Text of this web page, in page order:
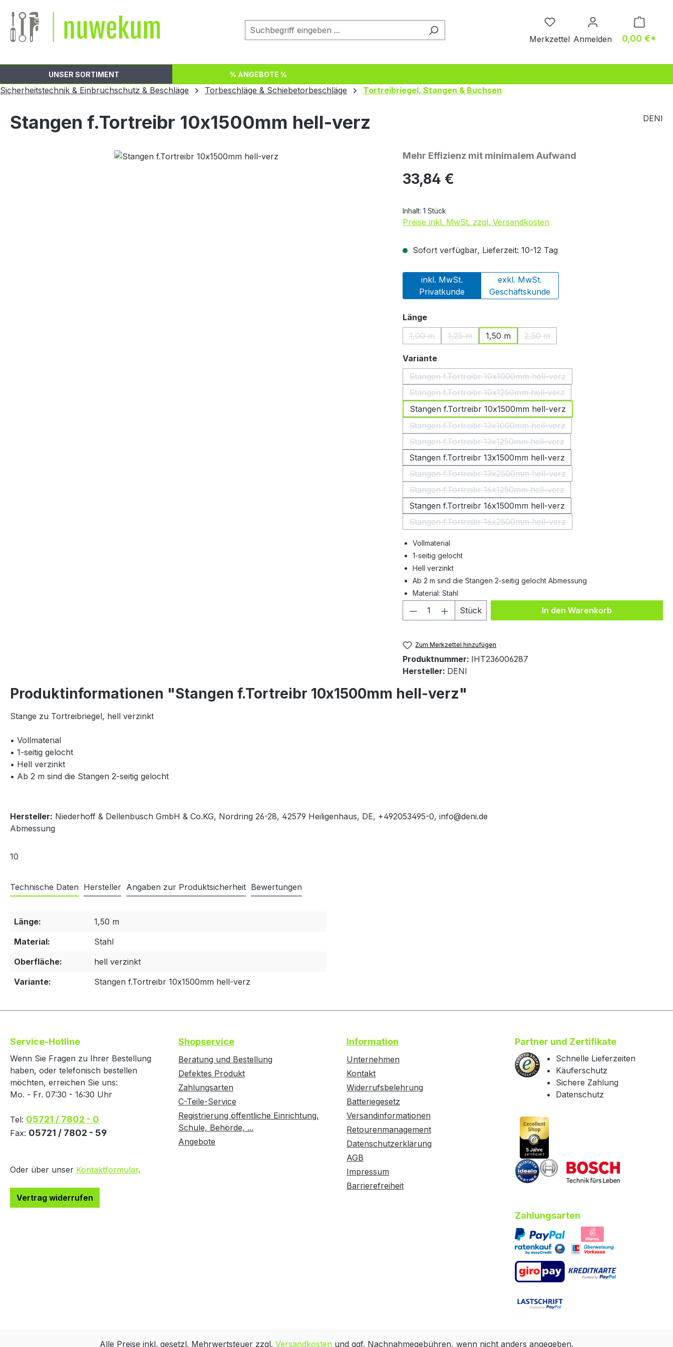
Hauptinhalt springen
Zur Suche springen
Zur Hauptnavigation springen
Du hast 0 Produkte auf dem
Merkzettel Anmelden 0,00 €*
UNSER SORTIMENT % ANGEBOTE %
Sicherheitstechnik & Einbruchschutz & Beschläge Torbeschläge & Schiebetorbeschläge Tortreibriegel, Stangen & Buchsen
Stangen f.Tortreibr 10x1500mm hell-verz DENI
Mehr Effizienz mit minimalem Aufwand
Regulärer Preis:
33,84 €
Inhalt: 1 Stück
Preise inkl. MwSt. zzgl. Versandkosten
Sofort verfügbar, Lieferzeit: 10-12 Tag
inkl. MwSt.
Privatkunde
exkl. MwSt.
Geschäftskunde
Längeauswählen
1,00 m
(Diese Option ist zurzeit nicht verfügbar.)
1,25 m
(Diese Option ist zurzeit nicht verfügbar.)
1,50 m 2,50 m
(Diese Option ist zurzeit nicht verfügbar.)
Varianteauswählen
Stangen f.Tortreibr 10x1000mm hell-verz
(Diese Option ist zurzeit nicht verfügbar.)
Stangen f.Tortreibr 10x1250mm hell-verz
(Diese Option ist zurzeit nicht verfügbar.)
Stangen f.Tortreibr 10x1500mm hell-verz
Stangen f.Tortreibr 13x1000mm hell-verz
(Diese Option ist zurzeit nicht verfügbar.)
Stangen f.Tortreibr 13x1250mm hell-verz
(Diese Option ist zurzeit nicht verfügbar.)
Stangen f.Tortreibr 13x1500mm hell-verz
Stangen f.Tortreibr 13x2500mm hell-verz
(Diese Option ist zurzeit nicht verfügbar.)
Stangen f.Tortreibr 16x1250mm hell-verz
(Diese Option ist zurzeit nicht verfügbar.)
Stangen f.Tortreibr 16x1500mm hell-verz
Stangen f.Tortreibr 16x2500mm hell-verz
(Diese Option ist zurzeit nicht verfügbar.)
Vollmaterial
1-seitig gelocht
Hell verzinkt
Ab 2 m sind die Stangen 2-seitig gelocht Abmessung
Material: Stahl
Produkt Anzahl: Gib den gewünschten Wert
Stück In den Warenkorb
Zum Merkzettel hinzufügen
Produktnummer: IHT236006287
Hersteller: DENI
Produktinformationen "Stangen f.Tortreibr 10x1500mm hell-verz"
Stange zu Tortreibriegel, hell verzinkt
• Vollmaterial
• 1-seitig gelocht
• Hell verzinkt
• Ab 2 m sind die Stangen 2-seitig gelocht
Hersteller: Niederhoff & Dellenbusch GmbH & Co.KG, Nordring 26-28, 42579 Heiligenhaus, DE, +492053495-0, info@deni.de
Abmessung
10
Technische Daten Hersteller Angaben zur Produktsicherheit Bewertungen
Länge:
1,50 m
Material:
Stahl
Oberfläche:
hell verzinkt
Variante:
Stangen f.Tortreibr 10x1500mm hell-verz
Service-Hotline
Wenn Sie Fragen zu Ihrer Bestellung
haben, oder telefonisch bestellen
möchten, erreichen Sie uns:
Mo. - Fr. 07:30 - 16:30 Uhr
Tel: 05721 / 7802 - 0
Fax: 05721 / 7802 - 59
Oder über unser Kontaktformular.
Vertrag widerrufen
Shopservice
Beratung und Bestellung
Defektes Produkt
Zahlungsarten
C-Teile-Service
Registrierung öffentliche Einrichtung,
Schule, Behörde, ...
Angebote
Information
Unternehmen
Kontakt
Widerrufsbelehrung
Batteriegesetz
Versandinformationen
Retourenmanagement
Datenschutzerklärung
AGB
Impressum
Barrierefreiheit
Partner und Zertifikate
Schnelle Lieferzeiten
Käuferschutz
Sichere Zahlung
Datenschutz
Zahlungsarten
Alle Preise inkl. gesetzl. Mehrwertsteuer zzgl. Versandkosten und ggf. Nachnahmegebühren, wenn nicht anders angegeben.